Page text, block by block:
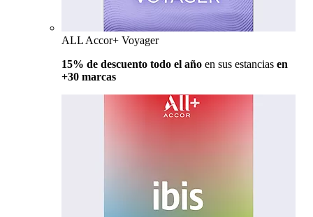
ALL Accor+ Voyager
15% de descuento todo el año en sus estancias en
+30 marcas